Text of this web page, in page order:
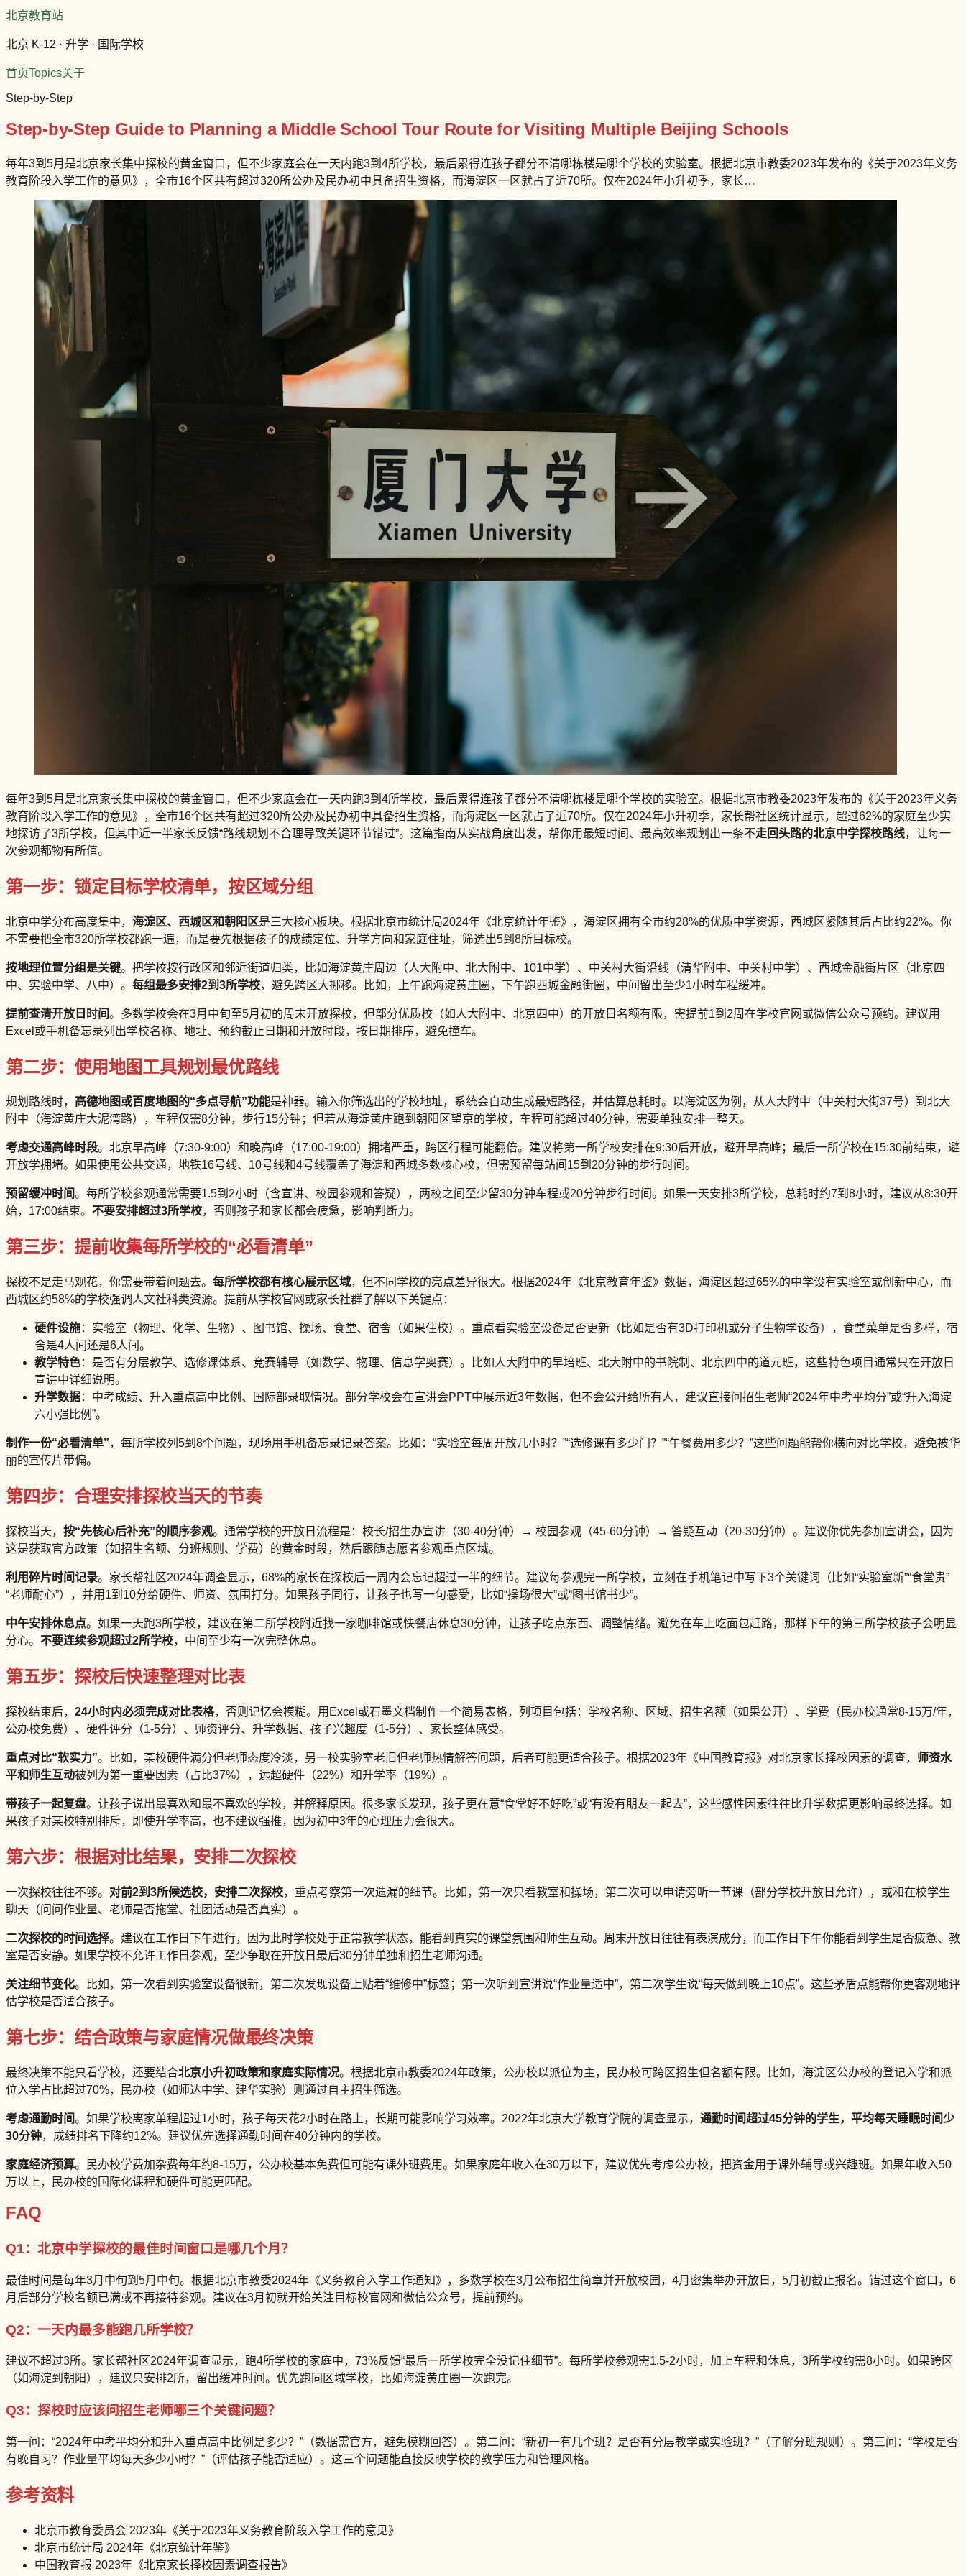
北京教育站
北京 K-12 · 升学 · 国际学校
首页Topics关于
Step-by-Step
Step-by-Step Guide to Planning a Middle School Tour Route for Visiting Multiple Beijing Schools
每年3到5月是北京家长集中探校的黄金窗口，但不少家庭会在一天内跑3到4所学校，最后累得连孩子都分不清哪栋楼是哪个学校的实验室。根据北京市教委2023年发布的《关于2023年义务
教育阶段入学工作的意见》，全市16个区共有超过320所公办及民办初中具备招生资格，而海淀区一区就占了近70所。仅在2024年小升初季，家长…
每年3到5月是北京家长集中探校的黄金窗口，但不少家庭会在一天内跑3到4所学校，最后累得连孩子都分不清哪栋楼是哪个学校的实验室。根据北京市教委2023年发布的《关于2023年义务
教育阶段入学工作的意见》，全市16个区共有超过320所公办及民办初中具备招生资格，而海淀区一区就占了近70所。仅在2024年小升初季，家长帮社区统计显示，超过62%的家庭至少实
地探访了3所学校，但其中近一半家长反馈“路线规划不合理导致关键环节错过”。这篇指南从实战角度出发，帮你用最短时间、最高效率规划出一条不走回头路的北京中学探校路线，让每一
次参观都物有所值。
第一步：锁定目标学校清单，按区域分组
北京中学分布高度集中， 海淀区、西城区和朝阳区是三大核心板块。根据北京市统计局2024年《北京统计年鉴》，海淀区拥有全市约28%的优质中学资源，西城区紧随其后占比约22%。你
不需要把全市320所学校都跑一遍，而是要先根据孩子的成绩定位、升学方向和家庭住址，筛选出5到8所目标校。
按地理位置分组是关键。把学校按行政区和邻近街道归类，比如海淀黄庄周边（人大附中、北大附中、101中学）、中关村大街沿线（清华附中、中关村中学）、西城金融街片区（北京四
中、实验中学、八中）。 每组最多安排2到3所学校，避免跨区大挪移。比如，上午跑海淀黄庄圈，下午跑西城金融街圈，中间留出至少1小时车程缓冲。
提前查清开放日时间。多数学校会在3月中旬至5月初的周末开放探校，但部分优质校（如人大附中、北京四中）的开放日名额有限，需提前1到2周在学校官网或微信公众号预约。建议用
Excel或手机备忘录列出学校名称、地址、预约截止日期和开放时段，按日期排序，避免撞车。
第二步：使用地图工具规划最优路线
规划路线时， 高德地图或百度地图的“多点导航”功能是神器。输入你筛选出的学校地址，系统会自动生成最短路径，并估算总耗时。以海淀区为例，从人大附中（中关村大街37号）到北大
附中（海淀黄庄大泥湾路），车程仅需8分钟，步行15分钟；但若从海淀黄庄跑到朝阳区望京的学校，车程可能超过40分钟，需要单独安排一整天。
考虑交通高峰时段。北京早高峰（7:30-9:00）和晚高峰（17:00-19:00）拥堵严重，跨区行程可能翻倍。建议将第一所学校安排在9:30后开放，避开早高峰；最后一所学校在15:30前结束，避
开放学拥堵。如果使用公共交通，地铁16号线、10号线和4号线覆盖了海淀和西城多数核心校，但需预留每站间15到20分钟的步行时间。
预留缓冲时间。每所学校参观通常需要1.5到2小时（含宣讲、校园参观和答疑），两校之间至少留30分钟车程或20分钟步行时间。如果一天安排3所学校，总耗时约7到8小时，建议从8:30开
始，17:00结束。 不要安排超过3所学校，否则孩子和家长都会疲惫，影响判断力。
第三步：提前收集每所学校的“必看清单”
探校不是走马观花，你需要带着问题去。 每所学校都有核心展示区域，但不同学校的亮点差异很大。根据2024年《北京教育年鉴》数据，海淀区超过65%的中学设有实验室或创新中心，而
西城区约58%的学校强调人文社科类资源。提前从学校官网或家长社群了解以下关键点：
硬件设施：实验室（物理、化学、生物）、图书馆、操场、食堂、宿舍（如果住校）。重点看实验室设备是否更新（比如是否有3D打印机或分子生物学设备），食堂菜单是否多样，宿
舍是4人间还是6人间。
教学特色：是否有分层教学、选修课体系、竞赛辅导（如数学、物理、信息学奥赛）。比如人大附中的早培班、北大附中的书院制、北京四中的道元班，这些特色项目通常只在开放日
宣讲中详细说明。
升学数据：中考成绩、升入重点高中比例、国际部录取情况。部分学校会在宣讲会PPT中展示近3年数据，但不会公开给所有人，建议直接问招生老师“2024年中考平均分”或“升入海淀
六小强比例”。
制作一份“必看清单”，每所学校列5到8个问题，现场用手机备忘录记录答案。比如：“实验室每周开放几小时？”“选修课有多少门？”“午餐费用多少？”这些问题能帮你横向对比学校，避免被华
丽的宣传片带偏。
第四步：合理安排探校当天的节奏
探校当天， 按“先核心后补充”的顺序参观。通常学校的开放日流程是：校长/招生办宣讲（30-40分钟）→ 校园参观（45-60分钟）→ 答疑互动（20-30分钟）。建议你优先参加宣讲会，因为
这是获取官方政策（如招生名额、分班规则、学费）的黄金时段，然后跟随志愿者参观重点区域。
利用碎片时间记录。家长帮社区2024年调查显示，68%的家长在探校后一周内会忘记超过一半的细节。建议每参观完一所学校，立刻在手机笔记中写下3个关键词（比如“实验室新”“食堂贵”
“老师耐心”），并用1到10分给硬件、师资、氛围打分。如果孩子同行，让孩子也写一句感受，比如“操场很大”或“图书馆书少”。
中午安排休息点。如果一天跑3所学校，建议在第二所学校附近找一家咖啡馆或快餐店休息30分钟，让孩子吃点东西、调整情绪。避免在车上吃面包赶路，那样下午的第三所学校孩子会明显
分心。 不要连续参观超过2所学校，中间至少有一次完整休息。
第五步：探校后快速整理对比表
探校结束后， 24小时内必须完成对比表格，否则记忆会模糊。用Excel或石墨文档制作一个简易表格，列项目包括：学校名称、区域、招生名额（如果公开）、学费（民办校通常8-15万/年，
公办校免费）、硬件评分（1-5分）、师资评分、升学数据、孩子兴趣度（1-5分）、家长整体感受。
重点对比“软实力”。比如，某校硬件满分但老师态度冷淡，另一校实验室老旧但老师热情解答问题，后者可能更适合孩子。根据2023年《中国教育报》对北京家长择校因素的调查， 师资水
平和师生互动被列为第一重要因素（占比37%），远超硬件（22%）和升学率（19%）。
带孩子一起复盘。让孩子说出最喜欢和最不喜欢的学校，并解释原因。很多家长发现，孩子更在意“食堂好不好吃”或“有没有朋友一起去”，这些感性因素往往比升学数据更影响最终选择。如
果孩子对某校特别排斥，即使升学率高，也不建议强推，因为初中3年的心理压力会很大。
第六步：根据对比结果，安排二次探校
一次探校往往不够。 对前2到3所候选校，安排二次探校，重点考察第一次遗漏的细节。比如，第一次只看教室和操场，第二次可以申请旁听一节课（部分学校开放日允许），或和在校学生
聊天（问问作业量、老师是否拖堂、社团活动是否真实）。
二次探校的时间选择。建议在工作日下午进行，因为此时学校处于正常教学状态，能看到真实的课堂氛围和师生互动。周末开放日往往有表演成分，而工作日下午你能看到学生是否疲惫、教
室是否安静。如果学校不允许工作日参观，至少争取在开放日最后30分钟单独和招生老师沟通。
关注细节变化。比如，第一次看到实验室设备很新，第二次发现设备上贴着“维修中”标签；第一次听到宣讲说“作业量适中”，第二次学生说“每天做到晚上10点”。这些矛盾点能帮你更客观地评
估学校是否适合孩子。
第七步：结合政策与家庭情况做最终决策
最终决策不能只看学校，还要结合北京小升初政策和家庭实际情况。根据北京市教委2024年政策，公办校以派位为主，民办校可跨区招生但名额有限。比如，海淀区公办校的登记入学和派
位入学占比超过70%，民办校（如师达中学、建华实验）则通过自主招生筛选。
考虑通勤时间。如果学校离家单程超过1小时，孩子每天花2小时在路上，长期可能影响学习效率。2022年北京大学教育学院的调查显示， 通勤时间超过45分钟的学生，平均每天睡眠时间少
30分钟，成绩排名下降约12%。建议优先选择通勤时间在40分钟内的学校。
家庭经济预算。民办校学费加杂费每年约8-15万，公办校基本免费但可能有课外班费用。如果家庭年收入在30万以下，建议优先考虑公办校，把资金用于课外辅导或兴趣班。如果年收入50
万以上，民办校的国际化课程和硬件可能更匹配。
FAQ
Q1：北京中学探校的最佳时间窗口是哪几个月？
最佳时间是每年3月中旬到5月中旬。根据北京市教委2024年《义务教育入学工作通知》，多数学校在3月公布招生简章并开放校园，4月密集举办开放日，5月初截止报名。错过这个窗口，6
月后部分学校名额已满或不再接待参观。建议在3月初就开始关注目标校官网和微信公众号，提前预约。
Q2：一天内最多能跑几所学校？
建议不超过3所。家长帮社区2024年调查显示，跑4所学校的家庭中，73%反馈“最后一所学校完全没记住细节”。每所学校参观需1.5-2小时，加上车程和休息，3所学校约需8小时。如果跨区
（如海淀到朝阳），建议只安排2所，留出缓冲时间。优先跑同区域学校，比如海淀黄庄圈一次跑完。
Q3：探校时应该问招生老师哪三个关键问题？
第一问：“2024年中考平均分和升入重点高中比例是多少？”（数据需官方，避免模糊回答）。第二问：“新初一有几个班？是否有分层教学或实验班？”（了解分班规则）。第三问：“学校是否
有晚自习？作业量平均每天多少小时？”（评估孩子能否适应）。这三个问题能直接反映学校的教学压力和管理风格。
参考资料
北京市教育委员会 2023年《关于2023年义务教育阶段入学工作的意见》
北京市统计局 2024年《北京统计年鉴》
中国教育报 2023年《北京家长择校因素调查报告》